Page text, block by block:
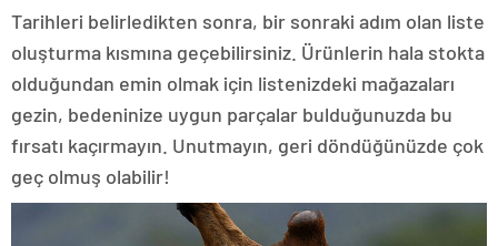
Tarihleri belirledikten sonra, bir sonraki adım olan liste
oluşturma kısmına geçebilirsiniz. Ürünlerin hala stokta
olduğundan emin olmak için listenizdeki mağazaları
gezin, bedeninize uygun parçalar bulduğunuzda bu
fırsatı kaçırmayın. Unutmayın, geri döndüğünüzde çok
geç olmuş olabilir!